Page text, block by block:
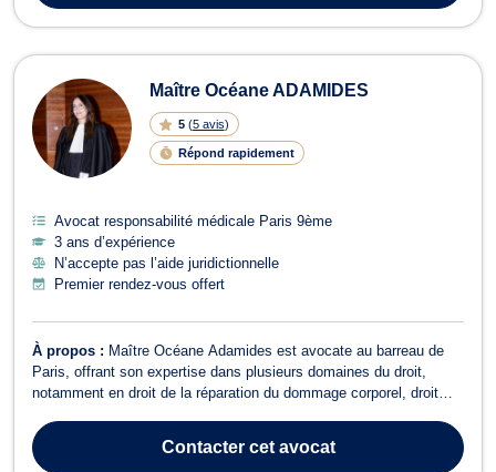
Maître Océane ADAMIDES
5 (5 avis)
Répond rapidement
Avocat responsabilité médicale Paris 9ème
3 ans d’expérience
N’accepte pas l’aide juridictionnelle
Premier rendez-vous offert
À propos : Maître Océane Adamides est avocate au barreau de
Paris, offrant son expertise dans plusieurs domaines du droit,
notamment en droit de la réparation du dommage corporel, droit
réparation du dommage corporel, Maître ADAMIDES intervient
dans des cas d'accidents de l...
Contactercet avocat